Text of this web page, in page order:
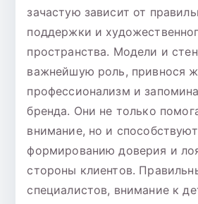
зачастую зависит от
поддержки и
пространства. Модели и
важнейшую роль, привнося
профессионализм и
бренда. Они не только
внимание, но и способствуют
формированию доверия и
стороны клиентов.
специалистов, внимание к